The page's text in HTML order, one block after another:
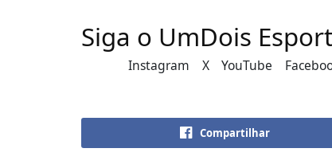
Siga o UmDois
Instagram X YouTube
Compartilhar